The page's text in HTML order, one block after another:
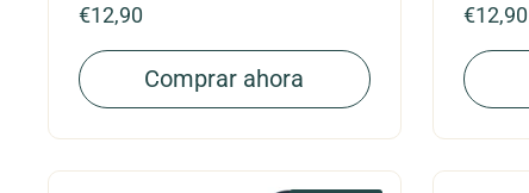
Precio:
€12,90
Comprar ahora
Precio:
€12,90